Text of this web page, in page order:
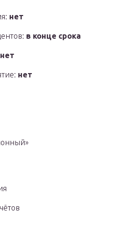
нет
в конце срока
нет
нет